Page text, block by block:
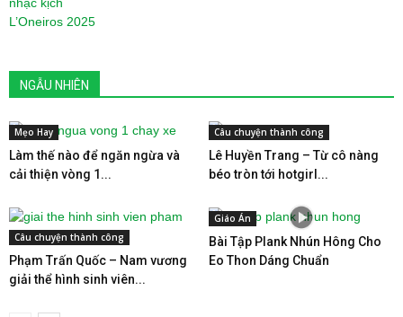
NGẪU NHIÊN
Mẹo Hay
Làm thế nào để ngăn ngừa và
cải thiện vòng 1...
Câu chuyện thành công
Lê Huyền Trang – Từ cô nàng
béo tròn tới hotgirl...
Câu chuyện thành công
Phạm Trấn Quốc – Nam vương
giải thể hình sinh viên...
Giáo Án
Bài Tập Plank Nhún Hông Cho
Eo Thon Dáng Chuẩn